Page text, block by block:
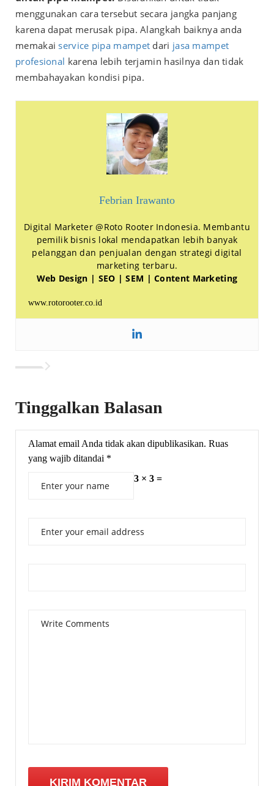
menggunakan cara tersebut secara jangka panjang
karena dapat merusak pipa. Alangkah baiknya anda
memakai service pipa mampet dari jasa mampet
profesional karena lebih terjamin hasilnya dan tidak
membahayakan kondisi pipa.
Febrian Irawanto
Digital Marketer @Roto Rooter Indonesia. Membantu
pemilik bisnis lokal mendapatkan lebih banyak
pelanggan dan penjualan dengan strategi digital
marketing terbaru.
Web Design | SEO | SEM | Content Marketing
www.rotorooter.co.id
Tinggalkan Balasan
Alamat email Anda tidak akan dipublikasikan. Ruas
yang wajib ditandai *
3 × 3 =